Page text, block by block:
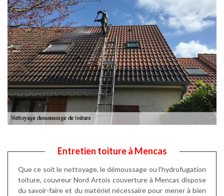
Entretien toiture à Mencas
Que ce soit le nettoyage, le démoussage ou l’hydrofugation
toiture, couvreur Nord Artois couverture à Mencas dispose
du savoir-faire et du matériel nécessaire pour mener à bien